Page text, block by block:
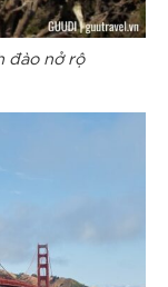
đào nở rộ